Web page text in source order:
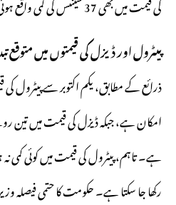
پیٹرول اور ڈیزل کی قیمتوں میں متوقع
ذرائع کے مطابق، یکم اکتوبر سے پیٹرول کی
امکان ہے، جبکہ ڈیزل کی قیمت میں تین
ہے۔ تاہم، پیٹرول کی قیمت میں کوئی